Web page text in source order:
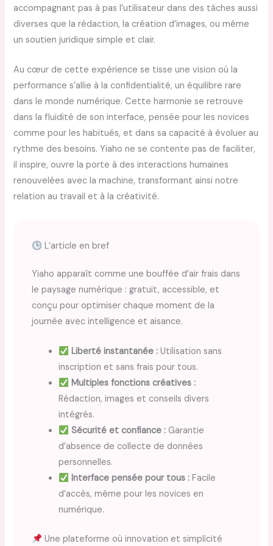
accompagnant pas à pas l’utilisateur dans des tâches aussi
diverses que la rédaction, la création d’images, ou même
un soutien juridique simple et clair.
Au cœur de cette expérience se tisse une vision où la
performance s’allie à la confidentialité, un équilibre rare
dans le monde numérique. Cette harmonie se retrouve
dans la fluidité de son interface, pensée pour les novices
comme pour les habitués, et dans sa capacité à évoluer au
rythme des besoins. Yiaho ne se contente pas de faciliter,
il inspire, ouvre la porte à des interactions humaines
renouvelées avec la machine, transformant ainsi notre
relation au travail et à la créativité.
L’article en bref
Yiaho apparaît comme une bouffée d’air frais dans
le paysage numérique : gratuit, accessible, et
conçu pour optimiser chaque moment de la
journée avec intelligence et aisance.
Liberté instantanée :Utilisation sans
inscription et sans frais pour tous.
Multiples fonctions créatives :
Rédaction, images et conseils divers
intégrés.
Sécurité et confiance :Garantie
d’absence de collecte de données
personnelles.
Interface pensée pour tous :Facile
d’accès, même pour les novices en
numérique.
Une plateforme où innovation et simplicité